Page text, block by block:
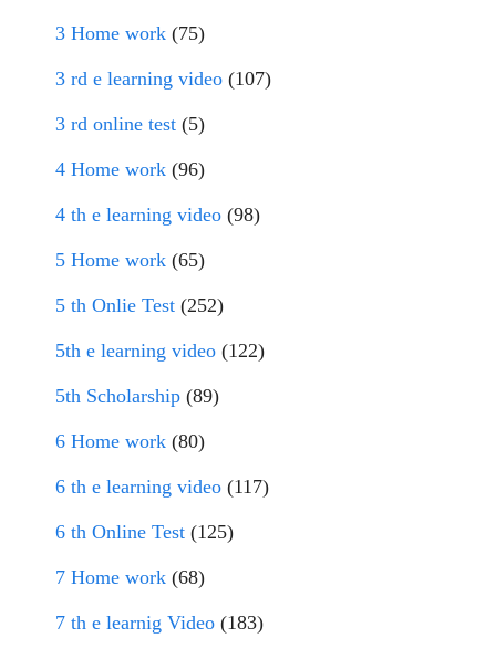
3 Home work (75)
3 rd e learning video (107)
3 rd online test (5)
4 Home work (96)
4 th e learning video (98)
5 Home work (65)
5 th Onlie Test (252)
5th e learning video (122)
5th Scholarship (89)
6 Home work (80)
6 th e learning video (117)
6 th Online Test (125)
7 Home work (68)
7 th e learnig Video (183)